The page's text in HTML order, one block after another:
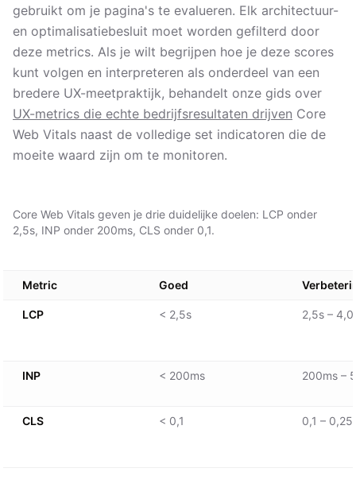
gebruikt om je pagina's te evalueren. Elk architectuur-
en optimalisatiebesluit moet worden gefilterd door
deze metrics. Als je wilt begrijpen hoe je deze scores
kunt volgen en interpreteren als onderdeel van een
bredere UX-meetpraktijk, behandelt onze gids over
UX-metrics die echte bedrijfsresultaten drijven Core
Web Vitals naast de volledige set indicatoren die de
moeite waard zijn om te monitoren.
Core Web Vitals geven je drie duidelijke doelen: LCP onder
2,5s, INP onder 200ms, CLS onder 0,1.
Metric Goed
LCP < 2,5s 2,5s –
INP < 200ms 200ms –
CLS < 0,1 0,1 – 0,25